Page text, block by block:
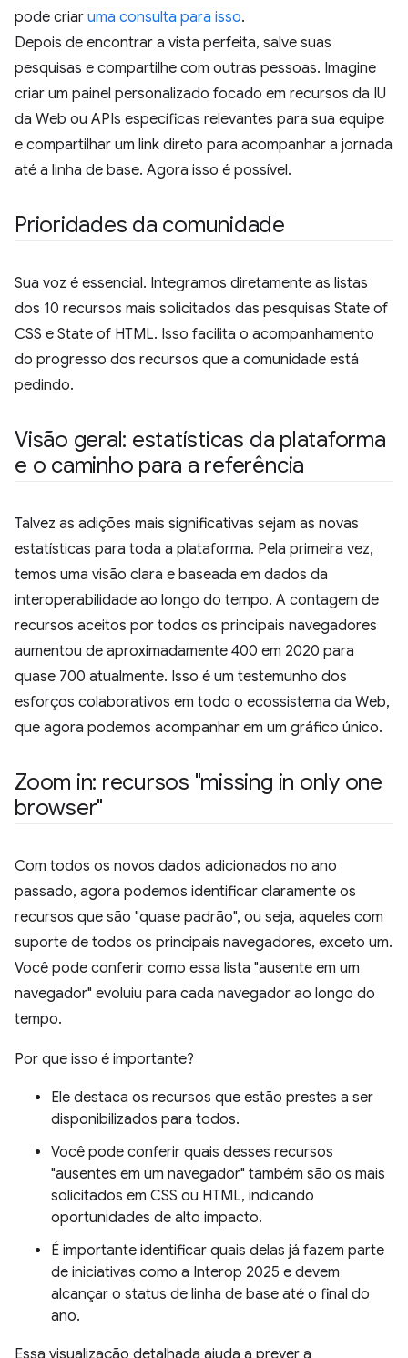
pode criar uma consulta para isso.
Depois de encontrar a vista perfeita, salve suas
pesquisas e compartilhe com outras pessoas. Imagine
criar um painel personalizado focado em recursos da IU
da Web ou APIs específicas relevantes para sua equipe
e compartilhar um link direto para acompanhar a jornada
até a linha de base. Agora isso é possível.
Prioridades da comunidade
Sua voz é essencial. Integramos diretamente as listas
dos 10 recursos mais solicitados das pesquisas State of
CSS e State of HTML. Isso facilita o acompanhamento
do progresso dos recursos que a comunidade está
pedindo.
Visão geral: estatísticas da plataforma
e o caminho para a referência
Talvez as adições mais significativas sejam as novas
estatísticas para toda a plataforma. Pela primeira vez,
temos uma visão clara e baseada em dados da
interoperabilidade ao longo do tempo. A contagem de
recursos aceitos por todos os principais navegadores
aumentou de aproximadamente 400 em 2020 para
quase 700 atualmente. Isso é um testemunho dos
esforços colaborativos em todo o ecossistema da Web,
que agora podemos acompanhar em um gráfico único.
Zoom in: recursos "missing in only one
browser"
Com todos os novos dados adicionados no ano
passado, agora podemos identificar claramente os
recursos que são "quase padrão", ou seja, aqueles com
suporte de todos os principais navegadores, exceto um.
Você pode conferir como essa lista "ausente em um
navegador" evoluiu para cada navegador ao longo do
tempo.
Por que isso é importante?
Ele destaca os recursos que estão prestes a ser
disponibilizados para todos.
Você pode conferir quais desses recursos
"ausentes em um navegador" também são os mais
solicitados em CSS ou HTML, indicando
oportunidades de alto impacto.
É importante identificar quais delas já fazem parte
de iniciativas como a Interop 2025 e devem
alcançar o status de linha de base até o final do
ano.
Essa visualização detalhada ajuda a prever a